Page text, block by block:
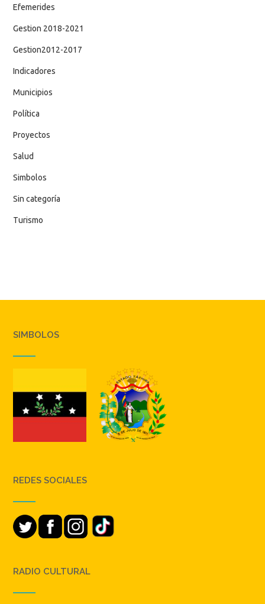
Efemerides
Gestion 2018-2021
Gestion2012-2017
Indicadores
Municipios
Política
Proyectos
Salud
Simbolos
Sin categoría
Turismo
SIMBOLOS
REDES SOCIALES
RADIO CULTURAL